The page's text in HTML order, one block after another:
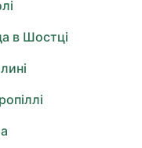
в Шостці